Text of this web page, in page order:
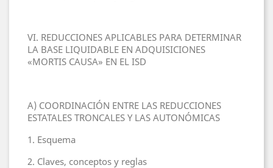
VI. REDUCCIONES APLICABLES PARA DETERMINAR
LA BASE LIQUIDABLE EN ADQUISICIONES
«MORTIS CAUSA» EN EL ISD
A) COORDINACIÓN ENTRE LAS REDUCCIONES
ESTATALES TRONCALES Y LAS AUTONÓMICAS
1. Esquema
2. Claves, conceptos y reglas